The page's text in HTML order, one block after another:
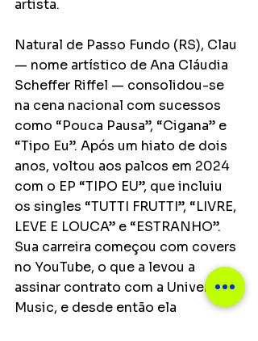
artista.
Natural de Passo Fundo (RS), Clau
— nome artístico de Ana Cláudia
Scheffer Riffel — consolidou-se
na cena nacional com sucessos
como “Pouca Pausa”, “Cigana” e
“Tipo Eu”. Após um hiato de dois
anos, voltou aos palcos em 2024
com o EP “TIPO EU”, que incluiu
os singles “TUTTI FRUTTI”, “LIVRE,
LEVE E LOUCA” e “ESTRANHO”.
Sua carreira começou com covers
no YouTube, o que a levou a
assinar contrato com a Universal
Music, e desde então ela